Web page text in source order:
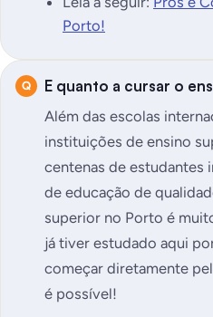
Porto!
E quanto a cursar o
Além das escolas
instituições de ensino
centenas de estudantes
de educação de
superior no Porto é
já tiver estudado aqui
começar diretamente
é possível!